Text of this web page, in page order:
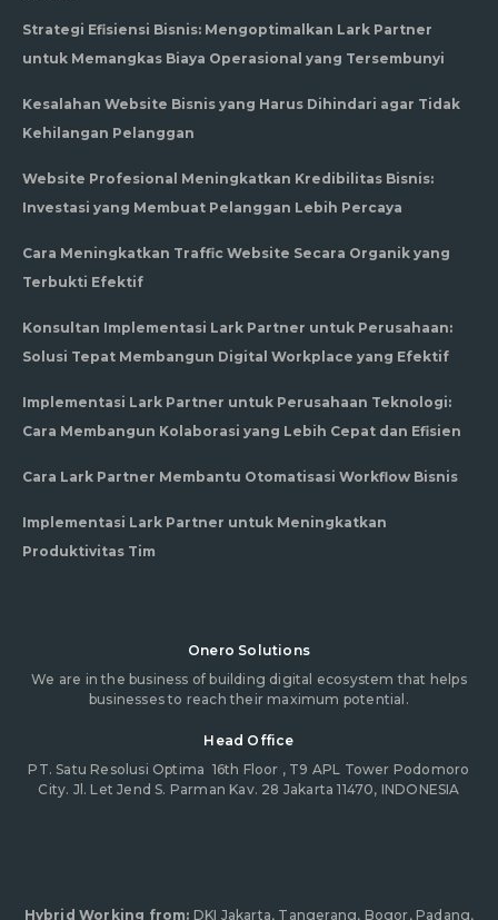
Strategi Efisiensi Bisnis: Mengoptimalkan Lark Partner
untuk Memangkas Biaya Operasional yang Tersembunyi
Kesalahan Website Bisnis yang Harus Dihindari agar Tidak
Kehilangan Pelanggan
Website Profesional Meningkatkan Kredibilitas Bisnis:
Investasi yang Membuat Pelanggan Lebih Percaya
Cara Meningkatkan Traffic Website Secara Organik yang
Terbukti Efektif
Konsultan Implementasi Lark Partner untuk Perusahaan:
Solusi Tepat Membangun Digital Workplace yang Efektif
Implementasi Lark Partner untuk Perusahaan Teknologi:
Cara Membangun Kolaborasi yang Lebih Cepat dan Efisien
Cara Lark Partner Membantu Otomatisasi Workflow Bisnis
Implementasi Lark Partner untuk Meningkatkan
Produktivitas Tim
Onero Solutions
We are in the business of building digital ecosystem that helps
businesses to reach their maximum potential.
Head Office
PT. Satu Resolusi Optima 16th Floor , T9 APL Tower Podomoro
City. Jl. Let Jend S. Parman Kav. 28 Jakarta 11470, INDONESIA
Hybrid Working from: DKI Jakarta, Tangerang, Bogor, Padang,